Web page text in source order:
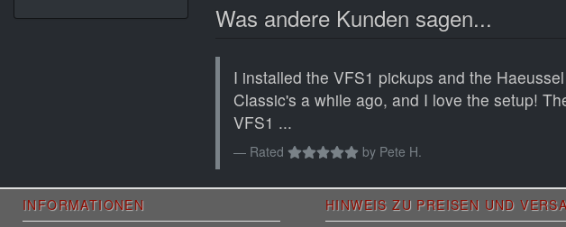
Was andere Kunden sagen...
I installed the VFS1 pickups and the
Classic's a while ago, and I love the setup!
VFS1 ...
Rated by Pete H.
INFORMATIONEN
HINWEIS ZU PREISEN UND